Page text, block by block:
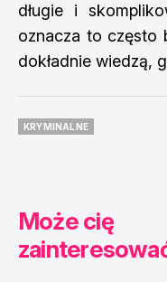
długie i
oznacza to często
dokładnie wiedzą,
KRYMINALNE
Może cię